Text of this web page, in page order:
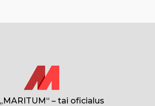
– tai oficialus